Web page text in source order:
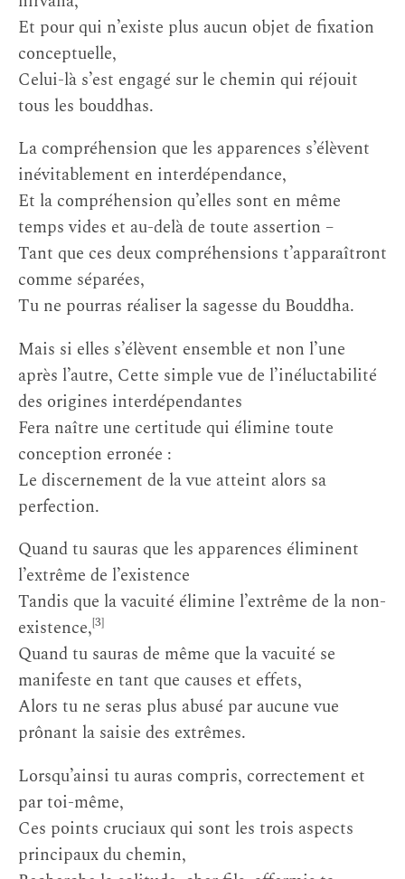
Et pour qui n’existe plus aucun objet de fixation
conceptuelle,
Celui-là s’est engagé sur le chemin qui réjouit
tous les bouddhas.
La compréhension que les apparences s’élèvent
inévitablement en interdépendance,
Et la compréhension qu’elles sont en même
temps vides et au-delà de toute assertion –
Tant que ces deux compréhensions t’apparaîtront
comme séparées,
Tu ne pourras réaliser la sagesse du Bouddha.
Mais si elles s’élèvent ensemble et non l’une
après l’autre, Cette simple vue de l’inéluctabilité
des origines interdépendantes
Fera naître une certitude qui élimine toute
conception erronée :
Le discernement de la vue atteint alors sa
perfection.
Quand tu sauras que les apparences éliminent
l’extrême de l’existence
Tandis que la vacuité élimine l’extrême de la non-
existence,[3]
Quand tu sauras de même que la vacuité se
manifeste en tant que causes et effets,
Alors tu ne seras plus abusé par aucune vue
prônant la saisie des extrêmes.
Lorsqu’ainsi tu auras compris, correctement et
par toi-même,
Ces points cruciaux qui sont les trois aspects
principaux du chemin,